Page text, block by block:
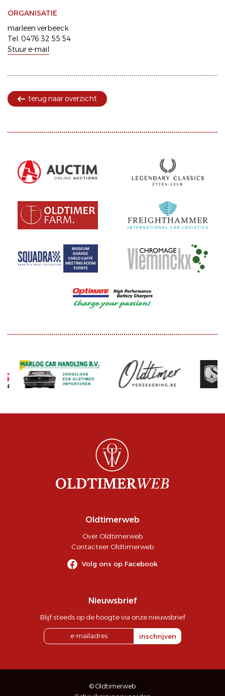
ORGANISATIE
marleen verbeeck
Tel. 0476 32 55 54
Stuur e-mail
terug naar overzicht
Oldtimerweb
Over Oldtimerweb
Contacteer Oldtimerweb
Volg ons op Facebook
Nieuwsbrief
Blijf steeds op de hoogte via onze nieuwsbrief
inschrijven
© Oldtimerweb